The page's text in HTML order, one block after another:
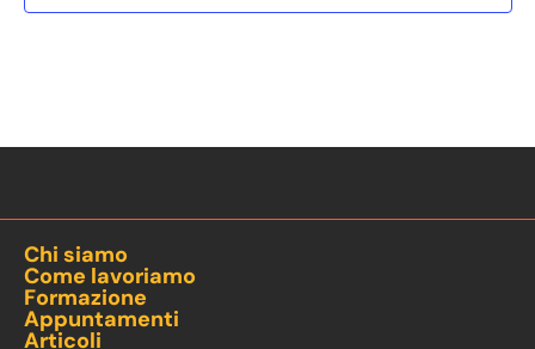
Chi siamo
Come lavoriamo
Formazione
Appuntamenti
Articoli